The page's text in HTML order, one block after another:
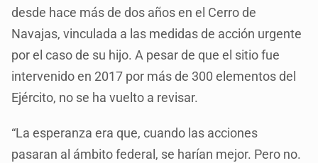
desde hace más de dos años en el Cerro de
Navajas, vinculada a las medidas de acción urgente
por el caso de su hijo. A pesar de que el sitio fue
intervenido en 2017 por más de 300 elementos del
Ejército, no se ha vuelto a revisar.
“La esperanza era que, cuando las acciones
pasaran al ámbito federal, se harían mejor. Pero no.